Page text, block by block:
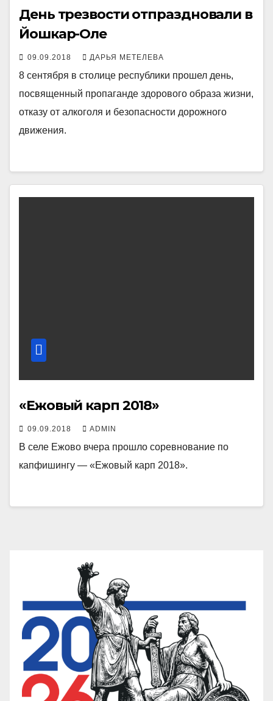
День трезвости отпраздновали в
Йошкар-Оле
09.09.2018 ДАРЬЯ МЕТЕЛЕВА
8 сентября в столице республики прошел день,
посвященный пропаганде здорового образа жизни,
отказу от алкоголя и безопасности дорожного
движения.
«Ежовый карп 2018»
09.09.2018 ADMIN
В селе Ежово вчера прошло соревнование по
капфишингу — «Ежовый карп 2018».